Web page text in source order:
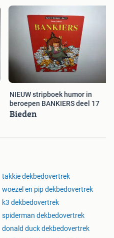
NIEUW stripboek humor in
beroepen BANKIERS deel 17
Bieden
takkie dekbedovertrek
woezel en pip dekbedovertrek
k3 dekbedovertrek
spiderman dekbedovertrek
donald duck dekbedovertrek